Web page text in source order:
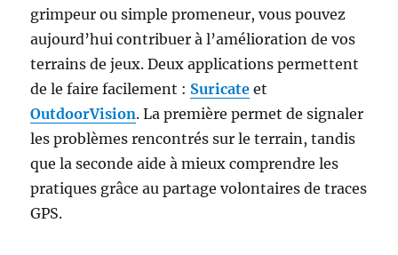
grimpeur ou simple promeneur, vous pouvez
aujourd’hui contribuer à l’amélioration de vos
terrains de jeux. Deux applications permettent
de le faire facilement : Suricate et
OutdoorVision. La première permet de signaler
les problèmes rencontrés sur le terrain, tandis
que la seconde aide à mieux comprendre les
pratiques grâce au partage volontaires de traces
GPS.